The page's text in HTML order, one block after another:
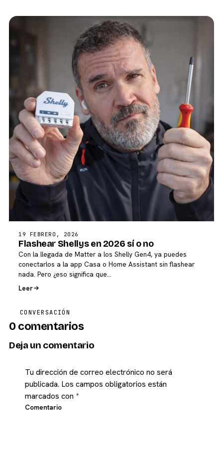
19 FEBRERO, 2026
Flashear Shellys en 2026 sí o no
Con la llegada de Matter a los Shelly Gen4, ya puedes
conectarlos a la app Casa o Home Assistant sin flashear
nada. Pero ¿eso significa que…
Leer
CONVERSACIÓN
0 comentarios
Deja un comentario
Tu dirección de correo electrónico no será
publicada. Los campos obligatorios están
marcados con *
Comentario